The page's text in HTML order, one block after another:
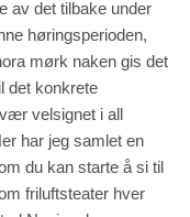
av det tilbake under
høringsperioden,
mørk naken gis det
det konkrete
velsignet i all
har jeg samlet en
du kan starte å si til
friluftsteater hver